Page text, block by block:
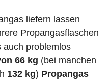
liefern lassen
Propangasflaschen
auch problemlos
66 kg (bei manchen
132 kg) Propangas